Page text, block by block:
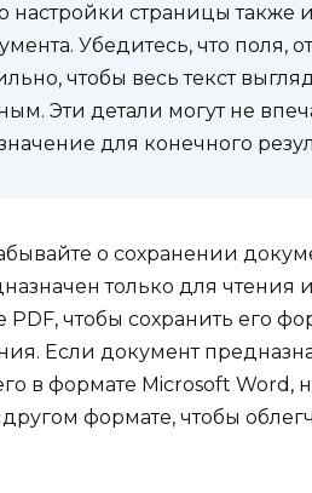
настройки страницы
Убедитесь, что поля,
чтобы весь текст
Эти детали могут не
для конечного
о сохранении
только для чтения
PDF, чтобы сохранить его
Если документ
в формате Microsoft Word,
формате, чтобы